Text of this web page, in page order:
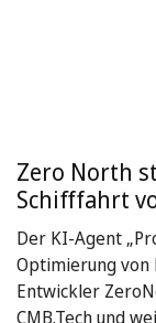
Zero North
Schifffahrt
Der KI-Agent
Optimierung von
Entwickler
CMB.Tech und